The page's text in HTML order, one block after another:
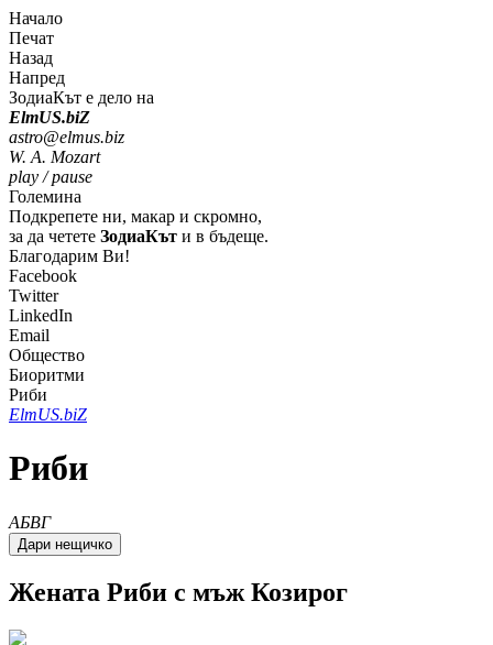
Начало
Печат
Назад
Напред
ЗодиаКът е дело на
ElmUS.biZ
astro@elmus.biz
W. A. Mozart
play / pause
Големина
Подкрепете ни, макар и скромно,
за да четете ЗодиаКът и в бъдеще.
Благодарим Ви!
Facebook
Twitter
LinkedIn
Email
Общество
Биоритми
Риби
ElmUS.biZ
Риби
AБВГ
Жената Риби с мъж Козирог